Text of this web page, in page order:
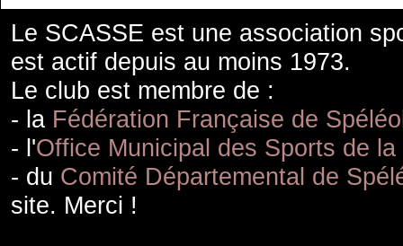
Le SCASSE est une association
est actif depuis au moins 1973.
Le club est membre de :
- la Fédération Française de
- l'Office Municipal des Sports de
- du Comité Départemental de
site. Merci !